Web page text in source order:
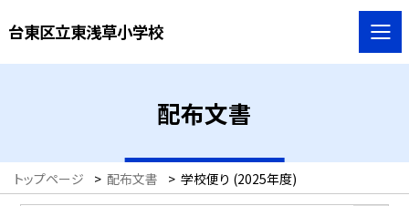
台東区立東浅草小学校
配布文書
トップページ > 配布文書 > 学校便り (2025年度)